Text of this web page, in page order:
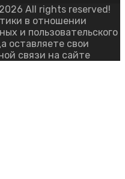
All rights reserved!
в отношении
и пользовательского
оставляете свои
связи на сайте